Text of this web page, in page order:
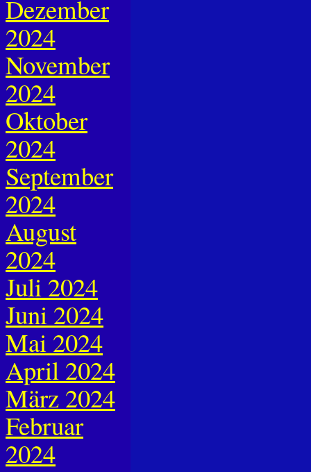
Dezember
2024
November
2024
Oktober
2024
September
2024
August
2024
Juli 2024
Juni 2024
Mai 2024
April 2024
März 2024
Februar
2024